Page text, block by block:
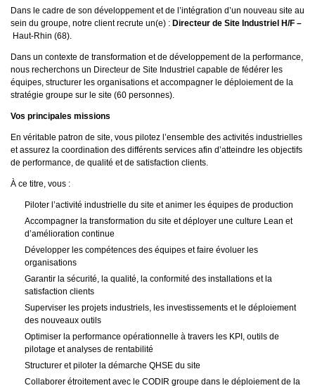
Dans le cadre de son développement et de l’intégration d’un nouveau site au
sein du groupe, notre client recrute un(e) : Directeur de Site Industriel H/F –
Haut-Rhin (68).
Dans un contexte de transformation et de développement de la performance,
nous recherchons un Directeur de Site Industriel capable de fédérer les
équipes, structurer les organisations et accompagner le déploiement de la
stratégie groupe sur le site (60 personnes).
Vos principales missions
En véritable patron de site, vous pilotez l’ensemble des activités industrielles
et assurez la coordination des différents services afin d’atteindre les objectifs
de performance, de qualité et de satisfaction clients.
À ce titre, vous :
Piloter l’activité industrielle du site et animer les équipes de production
Accompagner la transformation du site et déployer une culture Lean et
d’amélioration continue
Développer les compétences des équipes et faire évoluer les
organisations
Garantir la sécurité, la qualité, la conformité des installations et la
satisfaction clients
Superviser les projets industriels, les investissements et le déploiement
des nouveaux outils
Optimiser la performance opérationnelle à travers les KPI, outils de
pilotage et analyses de rentabilité
Structurer et piloter la démarche QHSE du site
Collaborer étroitement avec le CODIR groupe dans le déploiement de la